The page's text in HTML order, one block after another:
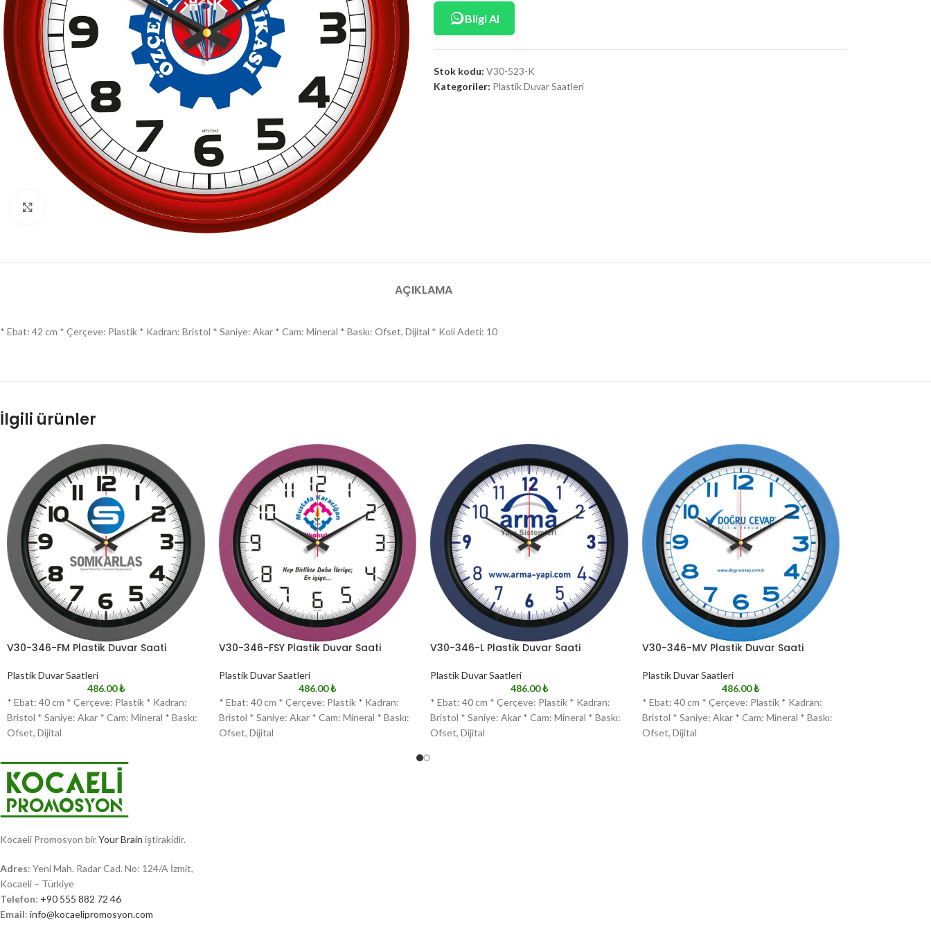
Click to enlarge
Bilgi Al
Stok kodu: V30-523-K
Kategoriler: Plastik Duvar Saatleri
AÇIKLAMA
* Ebat: 42 cm * Çerçeve: Plastik * Kadran: Bristol * Saniye: Akar * Cam: Mineral * Baskı: Ofset, Dijital * Koli Adeti: 10
İlgili ürünler
V30-346-FM Plastik Duvar Saati
Plastik Duvar Saatleri
486.00₺
* Ebat: 40 cm * Çerçeve: Plastik * Kadran:
Bristol * Saniye: Akar * Cam: Mineral * Baskı:
Ofset, Dijital
V30-346-FSY Plastik Duvar Saati
Plastik Duvar Saatleri
486.00₺
* Ebat: 40 cm * Çerçeve: Plastik * Kadran:
Bristol * Saniye: Akar * Cam: Mineral * Baskı:
Ofset, Dijital
V30-346-L Plastik Duvar Saati
Plastik Duvar Saatleri
486.00₺
* Ebat: 40 cm * Çerçeve: Plastik * Kadran:
Bristol * Saniye: Akar * Cam: Mineral * Baskı:
Ofset, Dijital
V30-346-MV Plastik Duvar Saati
Plastik Duvar Saatleri
486.00₺
* Ebat: 40 cm * Çerçeve: Plastik * Kadran:
Bristol * Saniye: Akar * Cam: Mineral * Baskı:
Ofset, Dijital
Kocaeli Promosyon birYour Brain iştirakidir.
Adres: Yeni Mah. Radar Cad. No: 124/A İzmit,
Kocaeli – Türkiye
Telefon: +90 555 882 72 46
Email: info@kocaelipromosyon.com